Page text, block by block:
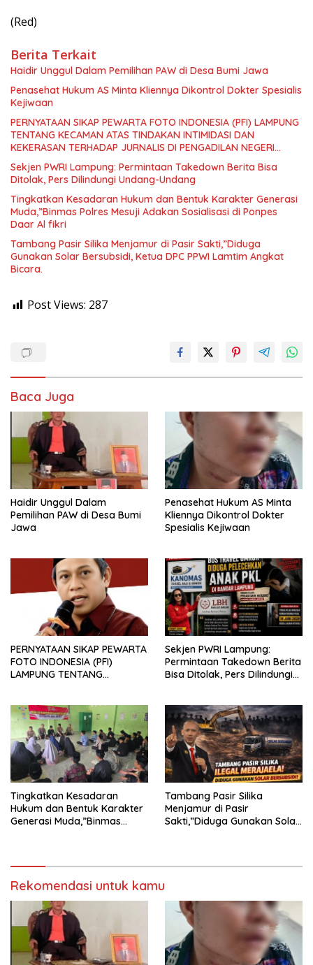
(Red)
Berita Terkait
Haidir Unggul Dalam Pemilihan PAW di Desa Bumi Jawa
Penasehat Hukum AS Minta Kliennya Dikontrol Dokter Spesialis
Kejiwaan
PERNYATAAN SIKAP PEWARTA FOTO INDONESIA (PFI) LAMPUNG
TENTANG KECAMAN ATAS TINDAKAN INTIMIDASI DAN
KEKERASAN TERHADAP JURNALIS DI PENGADILAN NEGERI
TANJUNG KARANG.
Sekjen PWRI Lampung: Permintaan Takedown Berita Bisa
Ditolak, Pers Dilindungi Undang-Undang
Tingkatkan Kesadaran Hukum dan Bentuk Karakter Generasi
Muda,”Binmas Polres Mesuji Adakan Sosialisasi di Ponpes
Daar Al fikri
Tambang Pasir Silika Menjamur di Pasir Sakti,”Diduga
Gunakan Solar Bersubsidi, Ketua DPC PPWI Lamtim Angkat
Bicara.
Post Views: 287
Baca Juga
Haidir Unggul Dalam
Pemilihan PAW di Desa Bumi
Jawa
Penasehat Hukum AS Minta
Kliennya Dikontrol Dokter
Spesialis Kejiwaan
PERNYATAAN SIKAP PEWARTA
FOTO INDONESIA (PFI)
LAMPUNG TENTANG
TERHADAP JURNALIS DI
PENGADILAN NEGERI
TANJUNG KARANG.
Sekjen PWRI Lampung:
Permintaan Takedown Berita
Bisa Ditolak, Pers Dilindungi
Tingkatkan Kesadaran
Hukum dan Bentuk Karakter
Generasi Muda,”Binmas
Tambang Pasir Silika
Menjamur di Pasir
Sakti,”Diduga Gunakan Solar
Rekomendasi untuk kamu